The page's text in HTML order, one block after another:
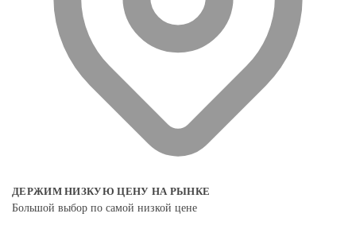
ДЕРЖИМ НИЗКУЮ ЦЕНУ НА РЫНКЕ
Большой выбор по самой низкой цене